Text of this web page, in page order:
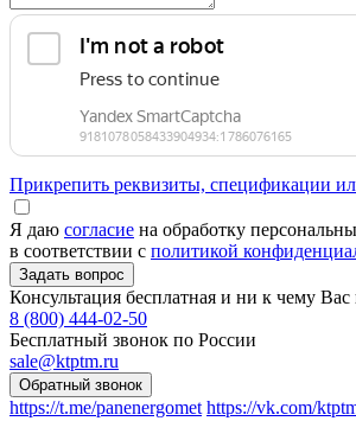
Прикрепить реквизиты, спецификации
Я даю согласие на обработку
в соответствии с политикой
Консультация бесплатная и ни к чему Вас
8 (800) 444-02-50
Бесплатный звонок по России
sale@ktptm.ru
https://t.me/panenergomet https://vk.com/